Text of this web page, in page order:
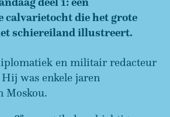
calvarietocht die het grote
schiereiland illustreert.
en militair redacteur
was enkele jaren
Moskou.